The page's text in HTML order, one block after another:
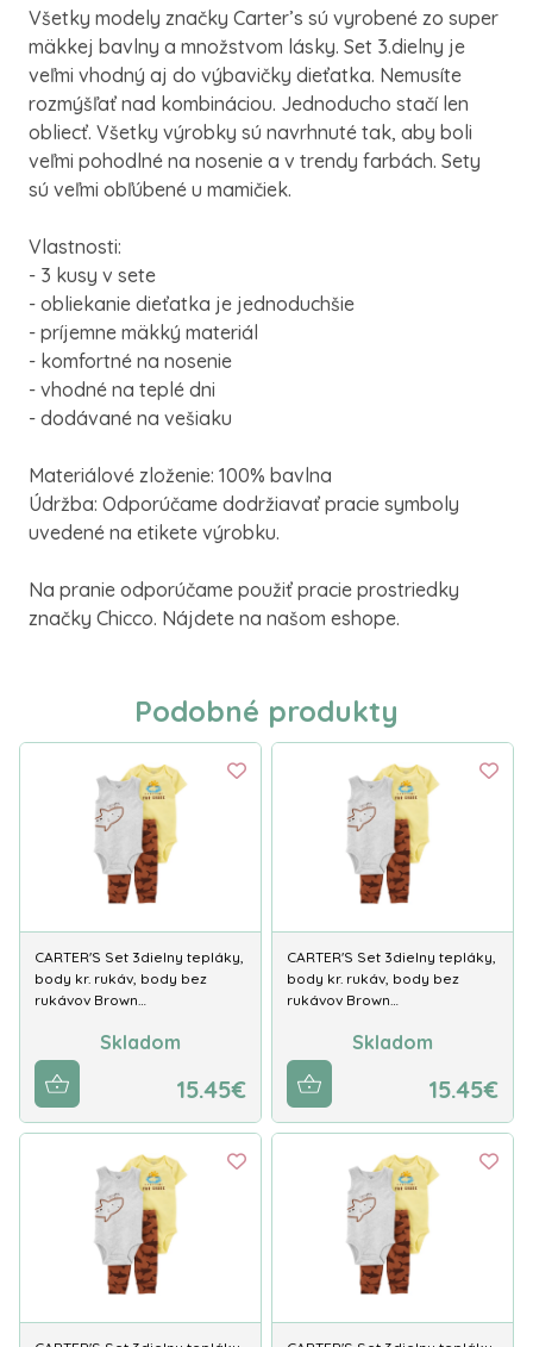
Všetky modely značky Carter’s sú vyrobené zo super
mäkkej bavlny a množstvom lásky. Set 3.dielny je
veľmi vhodný aj do výbavičky dieťatka. Nemusíte
rozmýšľať nad kombináciou. Jednoducho stačí len
obliecť. Všetky výrobky sú navrhnuté tak, aby boli
veľmi pohodlné na nosenie a v trendy farbách. Sety
sú veľmi obľúbené u mamičiek.
Vlastnosti:
- 3 kusy v sete
- obliekanie dieťatka je jednoduchšie
- príjemne mäkký materiál
- komfortné na nosenie
- vhodné na teplé dni
- dodávané na vešiaku
Materiálové zloženie: 100% bavlna
Údržba: Odporúčame dodržiavať pracie symboly
uvedené na etikete výrobku.
Na pranie odporúčame použiť pracie prostriedky
značky Chicco. Nájdete na našom eshope.
Podobné produkty
CARTER'S Set 3dielny tepláky,
body kr. rukáv, body bez
rukávov Brown…
Skladom
15.45€
CARTER'S Set 3dielny tepláky,
body kr. rukáv, body bez
rukávov Brown…
Skladom
15.45€